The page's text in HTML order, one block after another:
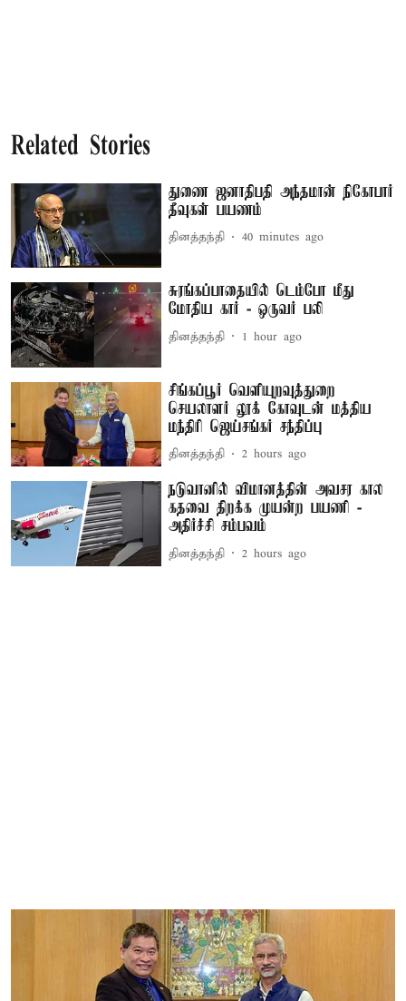
Related Stories
துணை ஜனாதிபதி அந்தமான் நிகோபார்
தீவுகள் பயணம்
தினத்தந்தி 40 minutes ago
சுரங்கப்பாதையில் டெம்போ மீது
மோதிய கார் - ஒருவர் பலி
தினத்தந்தி 1 hour ago
சிங்கப்பூர் வெளியுறவுத்துறை
செயலாளர் லூக் கோவுடன் மத்திய
மந்திரி ஜெய்சங்கர் சந்திப்பு
தினத்தந்தி 2 hours ago
நடுவானில் விமானத்தின் அவசர கால
கதவை திறக்க முயன்ற பயணி -
அதிர்ச்சி சம்பவம்
தினத்தந்தி 2 hours ago